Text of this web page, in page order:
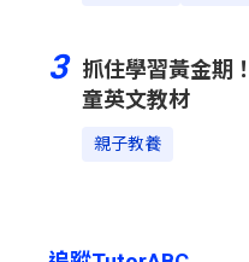
3
抓住學習黃金期
童英文教材
親子教養